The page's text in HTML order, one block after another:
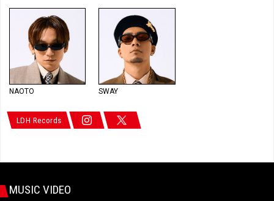
NAOTO SWAY
LDH Records
MUSIC VIDEO